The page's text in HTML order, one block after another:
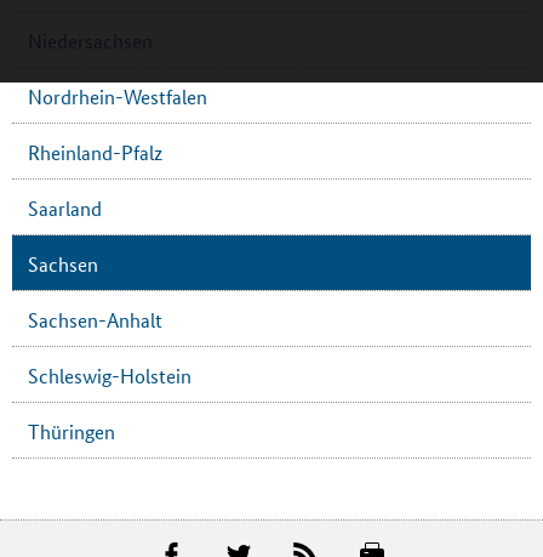
Niedersachsen
Nordrhein-Westfalen
Rheinland-Pfalz
Saarland
Sachsen
Sachsen-Anhalt
Schleswig-Holstein
Thüringen